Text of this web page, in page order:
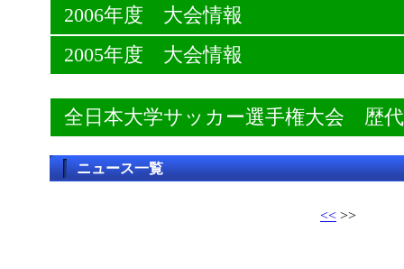
2006年度 大会情報
2005年度 大会情報
全日本大学サッカー選手権大会 歴
ニュース一覧
<< >>